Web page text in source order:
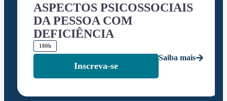
ASPECTOS PSICOSSOCIAIS
DA PESSOA COM
DEFICIÊNCIA
180h
Inscreva-se
Saiba mais